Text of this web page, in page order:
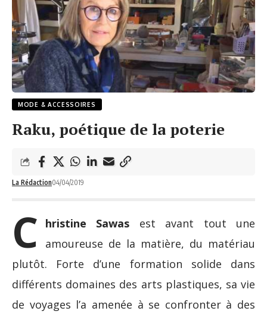
MODE & ACCESSOIRES
Raku, poétique de la poterie
La Rédaction04/04/2019
C hristine Sawas est avant tout une
amoureuse de la matière, du matériau
plutôt. Forte d’une formation solide dans
différents domaines des arts plastiques, sa vie
de voyages l’a amenée à se confronter à des